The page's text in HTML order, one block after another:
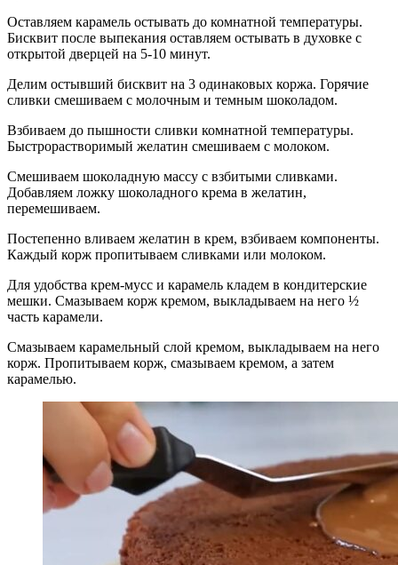
Оставляем карамель остывать до комнатной температуры.
Бисквит после выпекания оставляем остывать в духовке с
открытой дверцей на 5-10 минут.
Делим остывший бисквит на 3 одинаковых коржа. Горячие
сливки смешиваем с молочным и темным шоколадом.
Взбиваем до пышности сливки комнатной температуры.
Быстрорастворимый желатин смешиваем с молоком.
Смешиваем шоколадную массу с взбитыми сливками.
Добавляем ложку шоколадного крема в желатин,
перемешиваем.
Постепенно вливаем желатин в крем, взбиваем компоненты.
Каждый корж пропитываем сливками или молоком.
Для удобства крем-мусс и карамель кладем в кондитерские
мешки. Смазываем корж кремом, выкладываем на него ½
часть карамели.
Смазываем карамельный слой кремом, выкладываем на него
корж. Пропитываем корж, смазываем кремом, а затем
карамелью.